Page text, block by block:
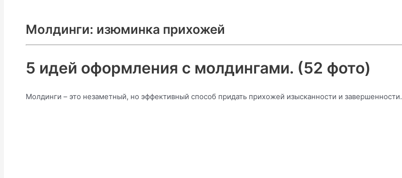
Молдинги: изюминка прихожей
5 идей оформления с молдингами. (52 фото)
Молдинги – это незаметный, но эффективный способ придать прихожей изысканности и завершенности.